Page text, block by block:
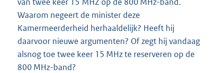
Waarom negeert de minister deze
Kamermeerderheid herhaaldelijk? Heeft hij
daarvoor nieuwe argumenten? Of zegt hij vandaag
alsnog toe twee keer 15 MHz te reserveren op de
800 MHz-band?